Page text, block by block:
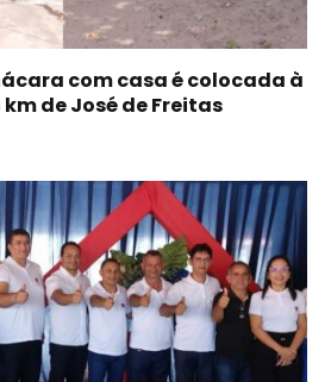
com casa é colocada à
de José de Freitas